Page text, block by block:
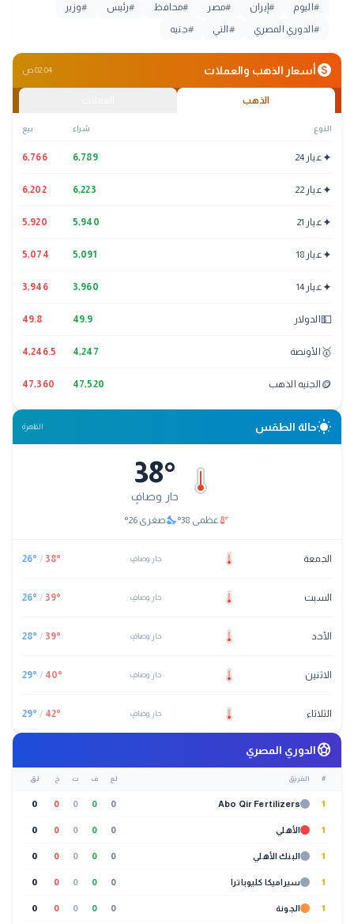
#اليوم #إيران #مصر #محافظ #رئيس #وزير
#الدوري المصري #التي #جنيه
monetization_onأسعار الذهب والعملات 02:04 ص
الذهب
النوع شراء بيع
✦ عيار 24 6,789
6,766
✦ عيار 22 6,223
6,202
✦ عيار 21 5,940
5,920
✦ عيار 18 5,091
5,074
✦ عيار 14 3,960
3,946
💵الدولار 49.9
49.8
🥇 الأونصة 4,247
4,246.5
🪙 الجنيه الذهب 47,520
47,360
wb_sunnyحالة الطقس القاهرة
38°
حار وصافٍ
thermostat عظمى 38
°
nights_stayصغرى 26
°
الجمعة حار وصافٍ 38°
/
26°
السبت حار وصافٍ 39°
/
26°
الأحد حار وصافٍ 39°
/
28°
الاثنين حار وصافٍ 40°
/
29°
الثلاثاء حار وصافٍ 42°
/
29°
sports_soccerالدوري المصري
# الفريق لع ف ت خ نق
1
Abo Qir Fertilizers
0
0
0
0
0
1 الأهلي 0
0
0
0
0
1 البنك الأهلي 0
0
0
0
0
1 سيراميكا كليوباترا 0
0
0
0
0
1 الجونة 0
0
0
0
0